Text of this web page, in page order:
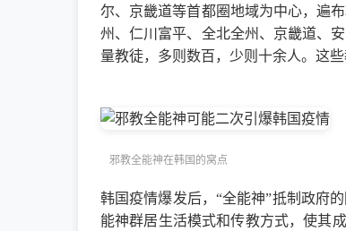
尔、京畿道等首都圈地域为中心，遍
州、仁川富平、全北全州、京畿道、
量教徒，多则数百，少则十余人。这
邪教全能神在韩国的窝点
韩国疫情爆发后，“全能神”抵制政府
能神群居生活模式和传教方式，使其